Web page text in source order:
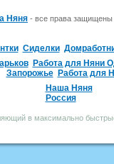
Няня - все права
Сиделки
Работа для Няни
Запорожье
Работа для
Наша Няня
Россия
в максимально